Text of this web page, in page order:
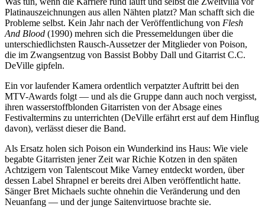
Platinauszeichnungen aus allen Nähten platzt? Man schafft sich die
Probleme selbst. Kein Jahr nach der Veröffentlichung von Flesh
And Blood (1990) mehren sich die Pressemeldungen über die
unterschiedlichsten Rausch-Aussetzer der Mitglieder von Poison,
die im Zwangsentzug von Bassist Bobby Dall und Gitarrist C.C.
DeVille gipfeln.
Ein vor laufender Kamera ordentlich verpatzter Auftritt bei den
MTV-Awards folgt — und als die Gruppe dann auch noch vergisst,
ihren wasserstoffblonden Gitarristen von der Absage eines
Festivaltermins zu unterrichten (DeVille erfährt erst auf dem Hinflug
davon), verlässt dieser die Band.
Als Ersatz holen sich Poison ein Wunderkind ins Haus: Wie viele
begabte Gitarristen jener Zeit war Richie Kotzen in den späten
Achtzigern von Talentscout Mike Varney entdeckt worden, über
dessen Label Shrapnel er bereits drei Alben veröffentlicht hatte.
Sänger Bret Michaels suchte ohnehin die Veränderung und den
Neuanfang — und der junge Saitenvirtuose brachte sie.